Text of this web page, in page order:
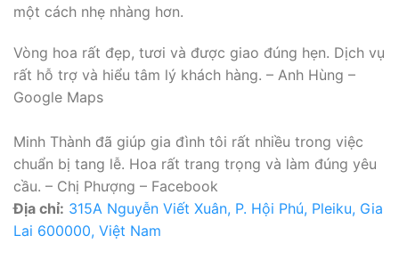
một cách nhẹ nhàng hơn.
Vòng hoa rất đẹp, tươi và được giao đúng hẹn. Dịch vụ
rất hỗ trợ và hiểu tâm lý khách hàng. – Anh Hùng –
Google Maps
Minh Thành đã giúp gia đình tôi rất nhiều trong việc
chuẩn bị tang lễ. Hoa rất trang trọng và làm đúng yêu
cầu. – Chị Phượng – Facebook
Địa chỉ: 315A Nguyễn Viết Xuân, P. Hội Phú, Pleiku, Gia
Lai 600000, Việt Nam